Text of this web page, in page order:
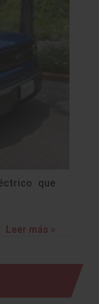
que
Leer más »